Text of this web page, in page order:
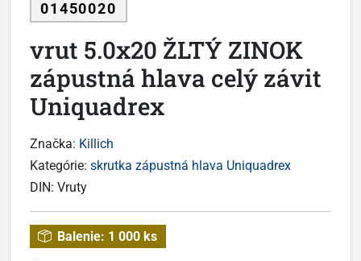
01450020
vrut 5.0x20 ŽLTÝ ZINOK
zápustná hlava celý závit
Uniquadrex
Značka: Killich
Kategórie: skrutka zápustná hlava Uniquadrex
DIN: Vruty
Balenie: 1 000 ks